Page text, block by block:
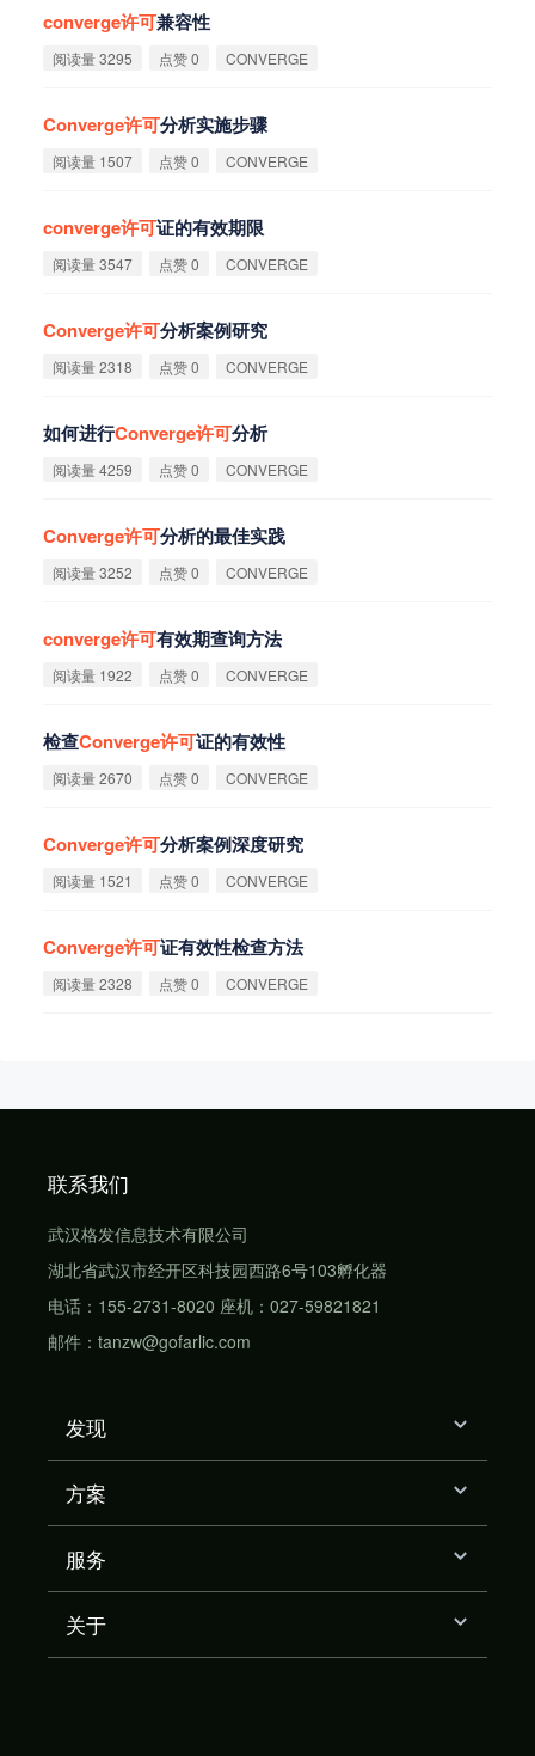
converge许可兼容性
阅读量 3295 点赞 0 CONVERGE
Converge许可分析实施步骤
阅读量 1507 点赞 0 CONVERGE
converge许可证的有效期限
阅读量 3547 点赞 0 CONVERGE
Converge许可分析案例研究
阅读量 2318 点赞 0 CONVERGE
如何进行Converge许可分析
阅读量 4259 点赞 0 CONVERGE
Converge许可分析的最佳实践
阅读量 3252 点赞 0 CONVERGE
converge许可有效期查询方法
阅读量 1922 点赞 0 CONVERGE
检查Converge许可证的有效性
阅读量 2670 点赞 0 CONVERGE
Converge许可分析案例深度研究
阅读量 1521 点赞 0 CONVERGE
Converge许可证有效性检查方法
阅读量 2328 点赞 0 CONVERGE
联系我们
武汉格发信息技术有限公司
湖北省武汉市经开区科技园西路6号103孵化器
电话：155-2731-8020 座机：027-59821821
邮件：tanzw@gofarlic.com
发现
方案
服务
关于